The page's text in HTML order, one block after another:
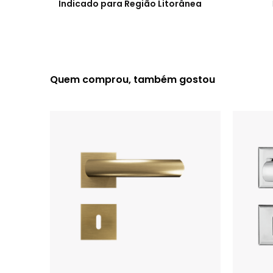
Indicado para Região Litorânea
Quem comprou, também gostou